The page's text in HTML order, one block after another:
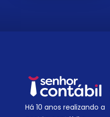
Há 10 anos realizando a